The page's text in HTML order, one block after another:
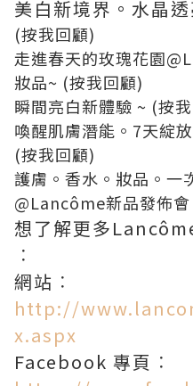
美白新境界。水晶
(按我回顧)
走進春天的玫瑰花園
妝品~ (按我回顧)
瞬間亮白新體驗 ~ (按
喚醒肌膚潛能。7天綻
(按我回顧)
護膚。香水。妝品。一
@Lancôme新品發佈會
想了解更多
︰
網站︰
http://
x.aspx
Facebook 專頁︰